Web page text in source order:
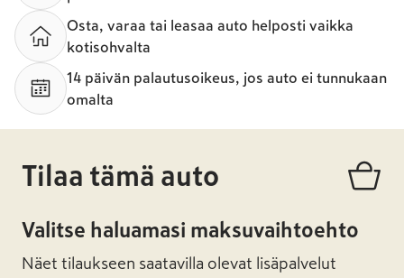
Osta, varaa tai leasaa auto helposti vaikka
kotisohvalta
14 päivän palautusoikeus, jos auto ei tunnukaan
omalta
Tilaa tämä auto
Valitse haluamasi maksuvaihtoehto
Näet tilaukseen saatavilla olevat lisäpalvelut